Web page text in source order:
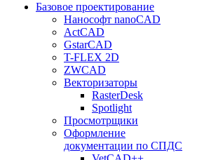
Базовое проектирование
Нанософт nanoCAD
ActCAD
GstarCAD
T-FLEX 2D
ZWCAD
Векторизаторы
RasterDesk
Spotlight
Просмотрщики
Оформление
документации по СПДС